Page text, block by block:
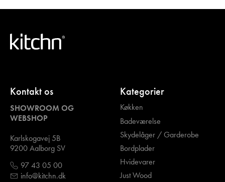
Kontakt os
SHOWROOM OG
WEBSHOP
Karlskogavej 5B
9200 Aalborg SV
97 43 05 00
info@kitchn.dk
Kategorier
Køkken
Badeværelse
Skydelåger / Garderobe
Bordplader
Hvidevarer
Just Wood